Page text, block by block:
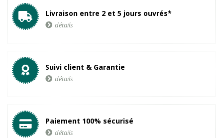
Livraison entre 2 et 5 jours ouvrés*
détails
Suivi client & Garantie
détails
Paiement 100% sécurisé
détails